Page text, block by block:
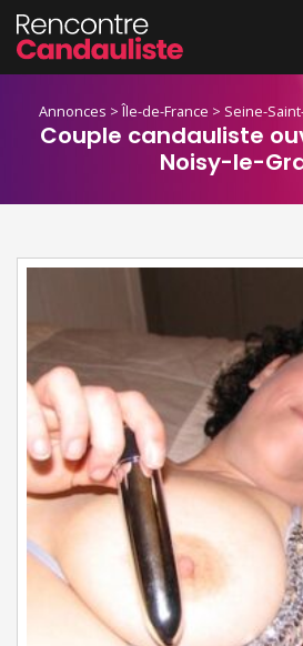
Annonces >Île-de-France > Seine-
Couple candauliste
Noisy-le-